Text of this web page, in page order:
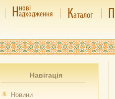
Ннові
адходження Каталог П
Навігація
Новини